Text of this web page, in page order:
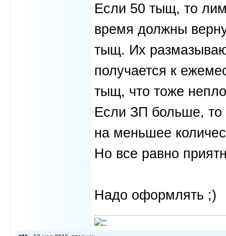
Если 50 тыщ, то
время должны
тыщ. Их
получается к
тыщ, что тоже
Если ЗП больше, то
на меньшее
Но все равно
Надо оформлять ;)